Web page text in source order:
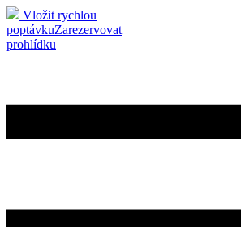
Vložit rychlou
poptávkuZarezervovat
prohlídku